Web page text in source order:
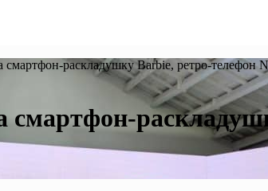
раскладушку Barbie, ретро-телефон
смартфон-